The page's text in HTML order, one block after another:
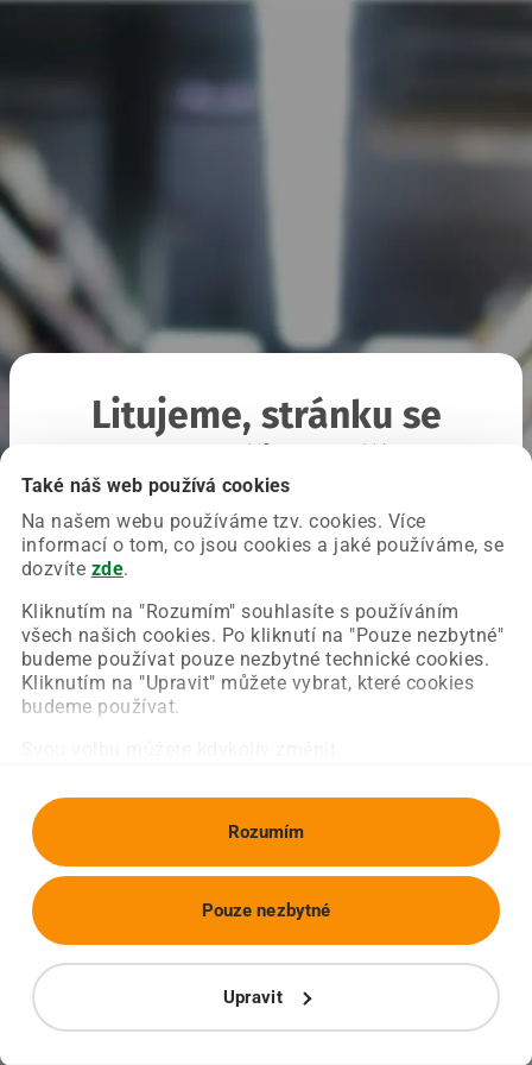
Také náš web používá cookies
Na našem webu používáme tzv. cookies. Více
informací o tom, co jsou cookies a jaké používáme, se
dozvíte zde.
Kliknutím na "Rozumím" souhlasíte s používáním
všech našich cookies. Po kliknutí na "Pouze nezbytné"
budeme používat pouze nezbytné technické cookies.
Kliknutím na "Upravit" můžete vybrat, které cookies
budeme používat.
Rozumím
Upravit
Pouze nezbytné
Litujeme, stránku se
Chyba nastala na naší straně a už ji opravujeme.
Zkuste prosím znovu načíst požadovanou stránku.
Obnovit stránku Úvodní strana